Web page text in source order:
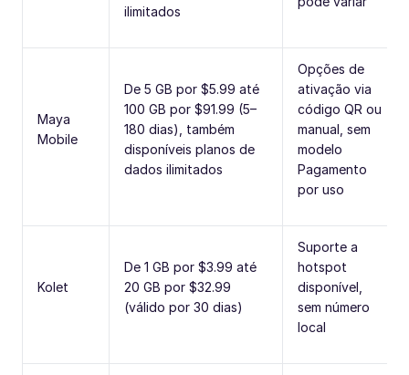
ilimitados
Maya
Mobile
De 5 GB por $5.99 até
100 GB por $91.99 (5–
180 dias), também
disponíveis planos de
dados ilimitados
Opções de
ativação via
código QR ou
manual, sem
modelo
Pagamento
por uso
Kolet
De 1 GB por $3.99 até
20 GB por $32.99
(válido por 30 dias)
Suporte a
hotspot
disponível,
sem número
local